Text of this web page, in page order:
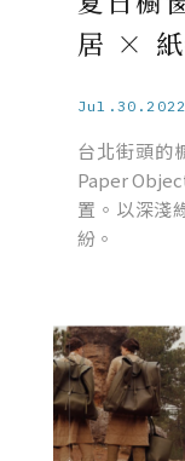
居 ×
Jul.30.2022
台北街頭的
Paper
置。以深淺
紛。